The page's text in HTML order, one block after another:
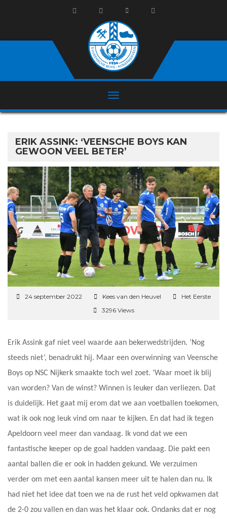
ERIK ASSINK: ‘VEENSCHE BOYS KAN
GEWOON VEEL BETER’
24 september 2022 Kees van den Heuvel
Het Eerste
3296 Views
Erik Assink gaf niet veel waarde aan bekerwedstrijden. ‘Nog
steeds niet’, benadrukt hij. Maar een overwinning van Veensche
Boys op NSC Nijkerk smaakte toch wel zoet. ‘Waar moet ik blij
van worden? Van de winst? Winnen is leuker dan verliezen. Dat
is duidelijk. Het gaat mij erom dat we aan voetballen toekomen,
wat ik ook nog leuk vind om naar te kijken. En dat had ik tegen
Apeldoorn veel meer dan vandaag. Ik vond dat we een
fantastische keeper op de goal hadden vandaag. Die pakt een
aantal ballen die er ook in hadden gekund. We verzuimen
verder om met een aantal kansen meer uit te halen dan nu. Ik
had niet het idee dat toen we na de rust het veld opkwamen dat
de 2-0 zou vallen en dan was het klaar ook. Ondanks dat er nog